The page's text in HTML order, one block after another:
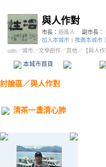
與人作對
市長： 逍遙人 副市長：
加入本城市
推薦本城市
udn／城市／文學創作／其他 ／ 【與人
本城市首頁
討論區／與人作對
清茶一盞清心肺